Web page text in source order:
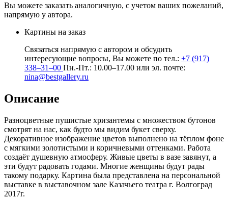
Вы можете заказать аналогичную, с учетом ваших пожеланий,
напрямую у автора.
Картины на заказ
Связаться напрямую с автором и обсудить
интересующие вопросы, Вы можете по тел.: +7 (917)
338–31–00 Пн.-Пт.: 10.00–17.00 или эл. почте:
nina@bestgallery.ru
Описание
Разноцветные пушистые хризантемы с множеством бутонов
смотрят на нас, как будто мы видим букет сверху.
Декоративное изображение цветов выполнено на тёплом фоне
с мягкими золотистыми и коричневыми оттенками. Работа
создаёт душевную атмосферу. Живые цветы в вазе завянут, а
эти будут радовать годами. Многие женщины будут рады
такому подарку. Картина была представлена на персональной
выставке в выставочном зале Казачьего театра г. Волгоград
2017г.